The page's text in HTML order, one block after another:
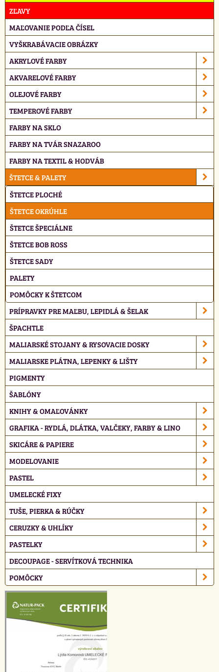
ZĽAVY
MAĽOVANIE PODĽA ČÍSEL
VYŠKRABÁVACIE OBRÁZKY
AKRYLOVÉ FARBY
AKVARELOVÉ FARBY
OLEJOVÉ FARBY
TEMPEROVÉ FARBY
FARBY NA SKLO
FARBY NA TVÁR SNAZAROO
FARBY NA TEXTIL & HODVÁB
ŠTETCE & PALETY
ŠTETCE PLOCHÉ
ŠTETCE OKRÚHLE
ŠTETCE ŠPECIÁLNE
ŠTETCE BOB ROSS
ŠTETCE SADY
PALETY
POMÔCKY K ŠTETCOM
PRÍPRAVKY PRE MAĽBU, LEPIDLÁ & ŠELAK
ŠPACHTLE
MALIARSKÉ STOJANY & RYSOVACIE DOSKY
MALIARSKE PLÁTNA, LEPENKY & LIŠTY
PIGMENTY
ŠABLÓNY
KNIHY & OMAĽOVÁNKY
GRAFIKA - RYDLÁ, DLÁTKA, VALČEKY, FARBY & LINO
SKICÁRE & PAPIERE
MODELOVANIE
PASTEL
UMELECKÉ FIXY
TUŠE, PIERKA & RÚČKY
CERUZKY & UHLÍKY
PASTELKY
DECOUPAGE - SERVÍTKOVÁ TECHNIKA
POMÔCKY